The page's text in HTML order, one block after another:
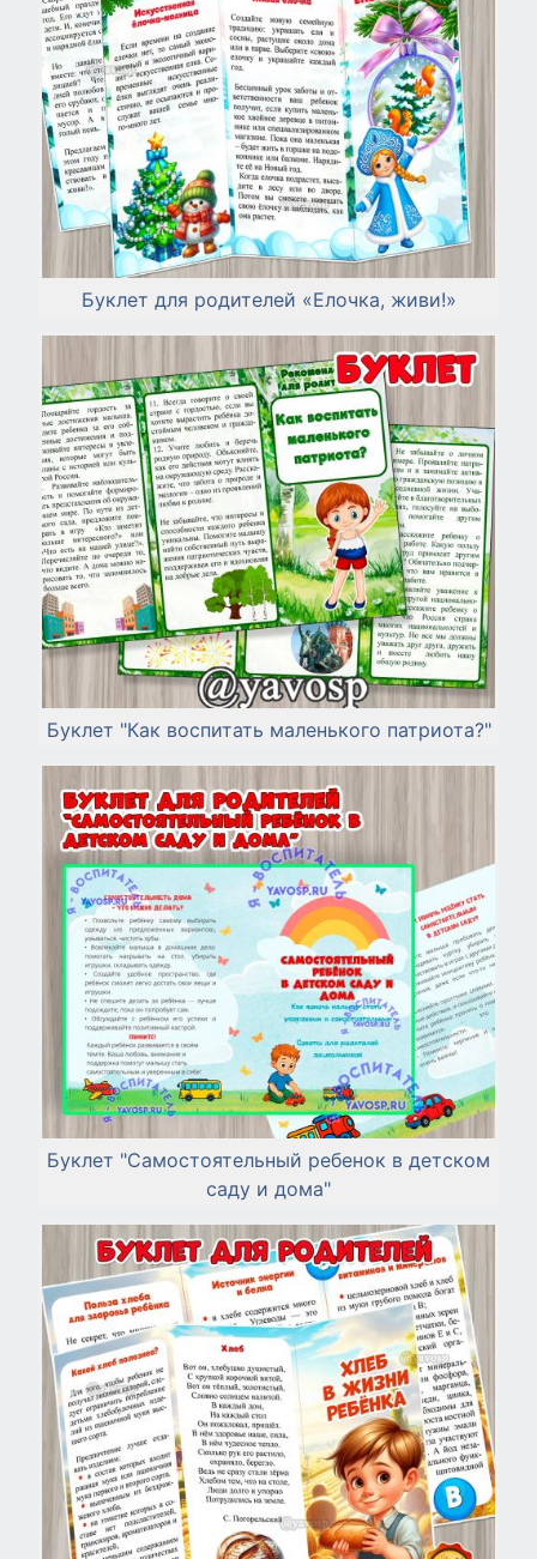
Буклет для родителей «Елочка, живи!»
Буклет "Как воспитать маленького патриота?"
Буклет "Самостоятельный ребенок в детском
саду и дома"